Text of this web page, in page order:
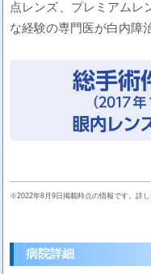
点レンズ、プレミアムレ
な経験の専門医が白内障
※2022年8月9日掲載時点の情報です。詳
病院詳細